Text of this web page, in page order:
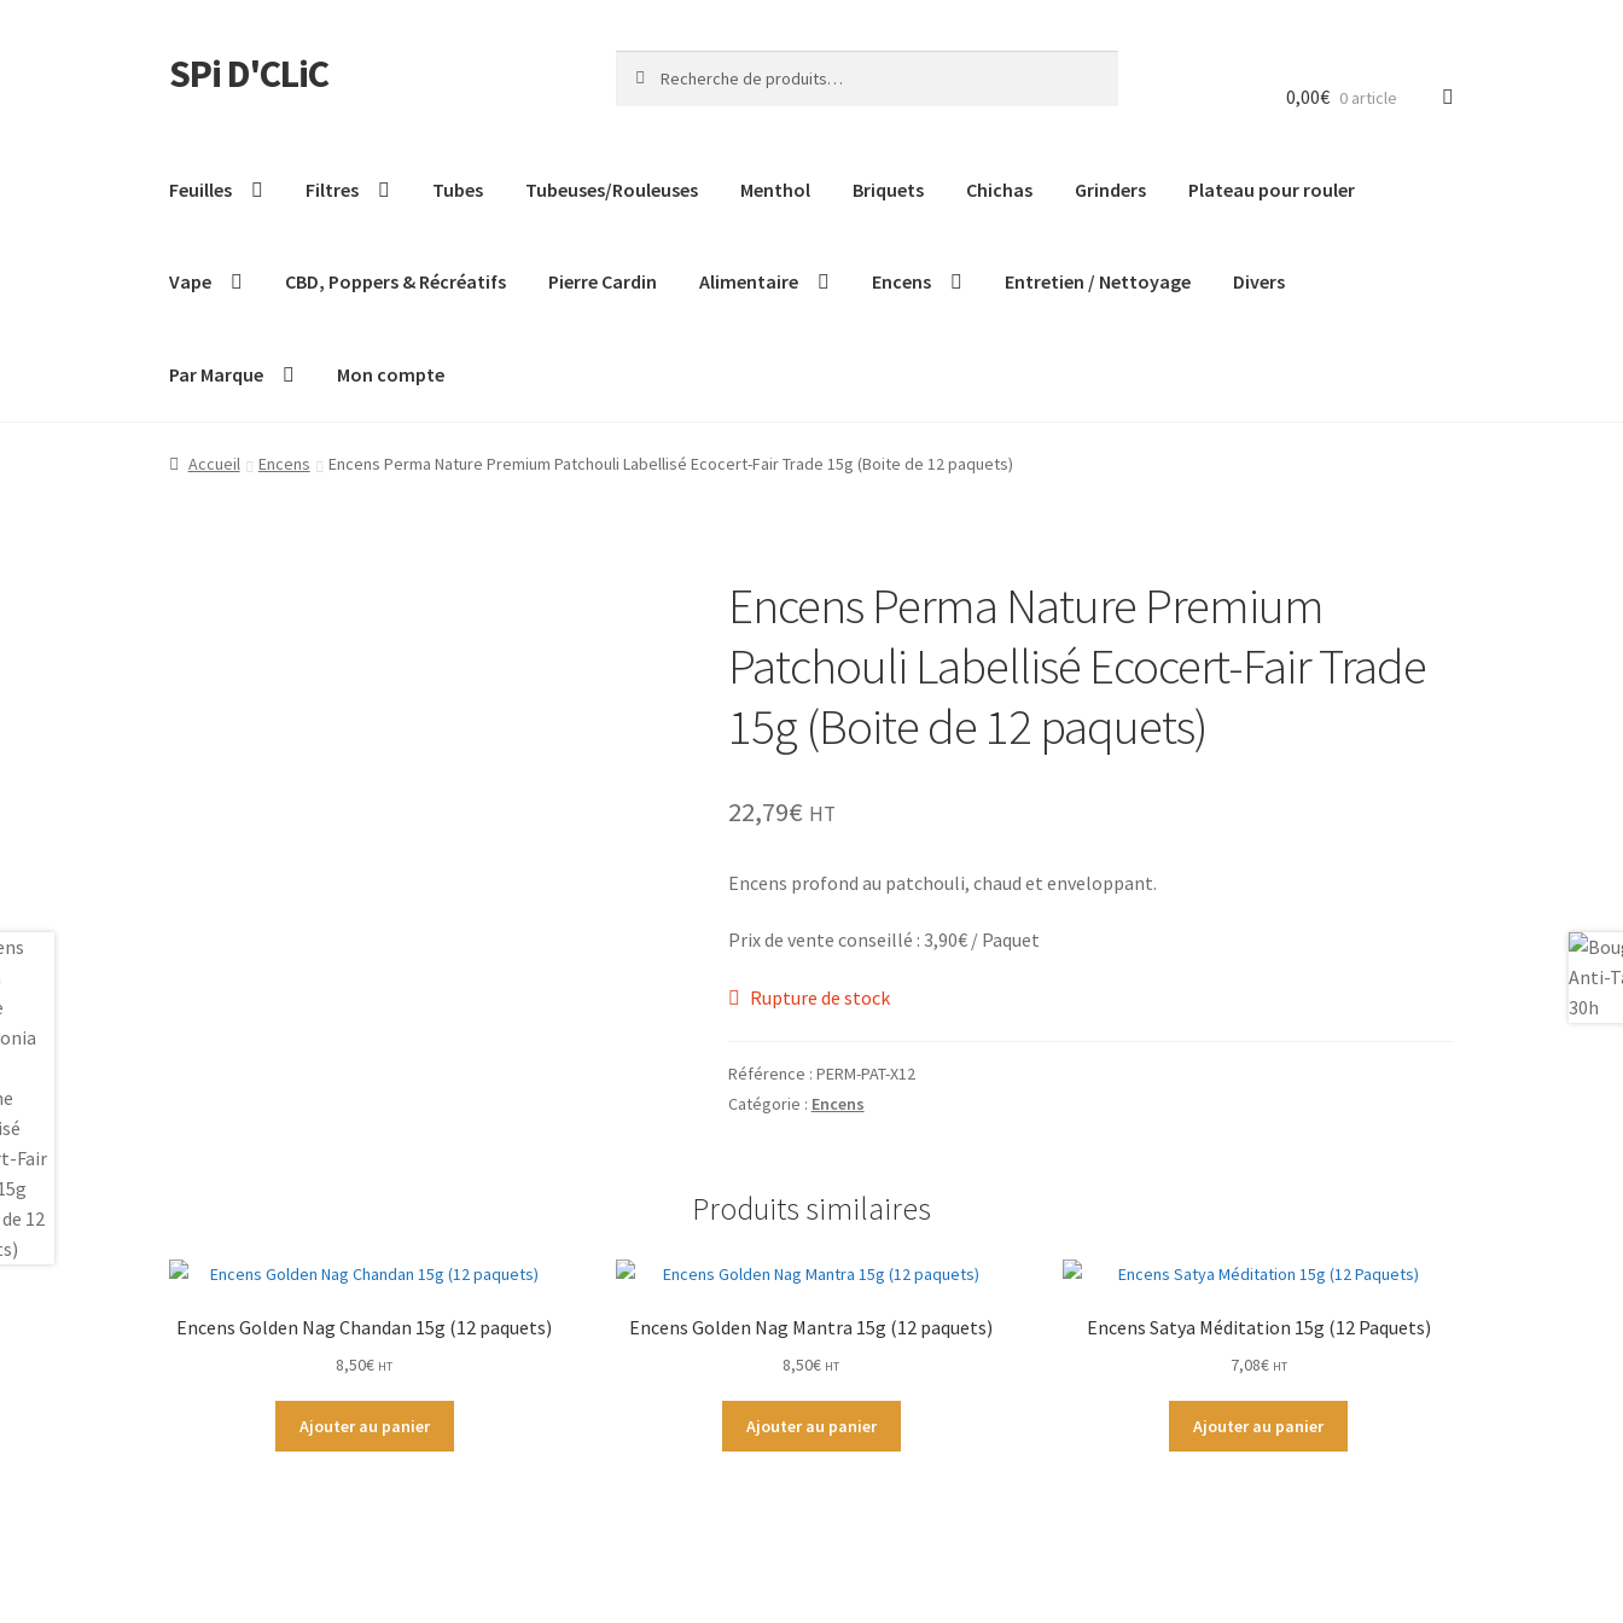
SPi D'CLiC
pour :
0,00€ 0 article
Feuilles Filtres Tubes Tubeuses/Rouleuses Menthol Briquets Chichas Grinders Plateau pour rouler
Vape CBD, Poppers & Récréatifs Pierre Cardin Alimentaire Encens Entretien / Nettoyage Divers
Par Marque Mon compte
Accueil Encens Encens Perma Nature Premium Patchouli Labellisé Ecocert-Fair Trade 15g (Boite de 12 paquets)
Encens Perma Nature Premium
Patchouli Labellisé Ecocert-Fair Trade
15g (Boite de 12 paquets)
22,79€ HT
Encens profond au patchouli, chaud et enveloppant.
Prix de vente conseillé : 3,90€ / Paquet
Rupture de stock
Référence : PERM-PAT-X12
Catégorie : Encens
Produits similaires
Encens Golden Nag Chandan 15g (12 paquets)
8,50€ HT
Ajouter au panier
Encens Golden Nag Mantra 15g (12 paquets)
8,50€ HT
Ajouter au panier
Encens Satya Méditation 15g (12 Paquets)
7,08€ HT
Ajouter au panier